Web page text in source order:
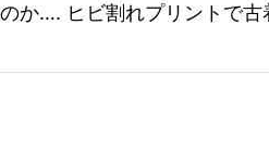
か…. ヒビ割れプリントで古